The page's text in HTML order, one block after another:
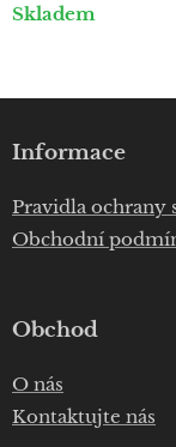
Skladem
Informace
Pravidla ochrany
Obchodní
Obchod
O nás
Kontaktujte nás